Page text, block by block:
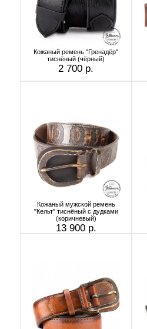
Кожаный ремень "Гренадёр"
тиснёный (чёрный)
2 700 р.
Кожаный мужской ремень
"Кельт" тиснёный с дудками
(коричневый)
13 900 р.